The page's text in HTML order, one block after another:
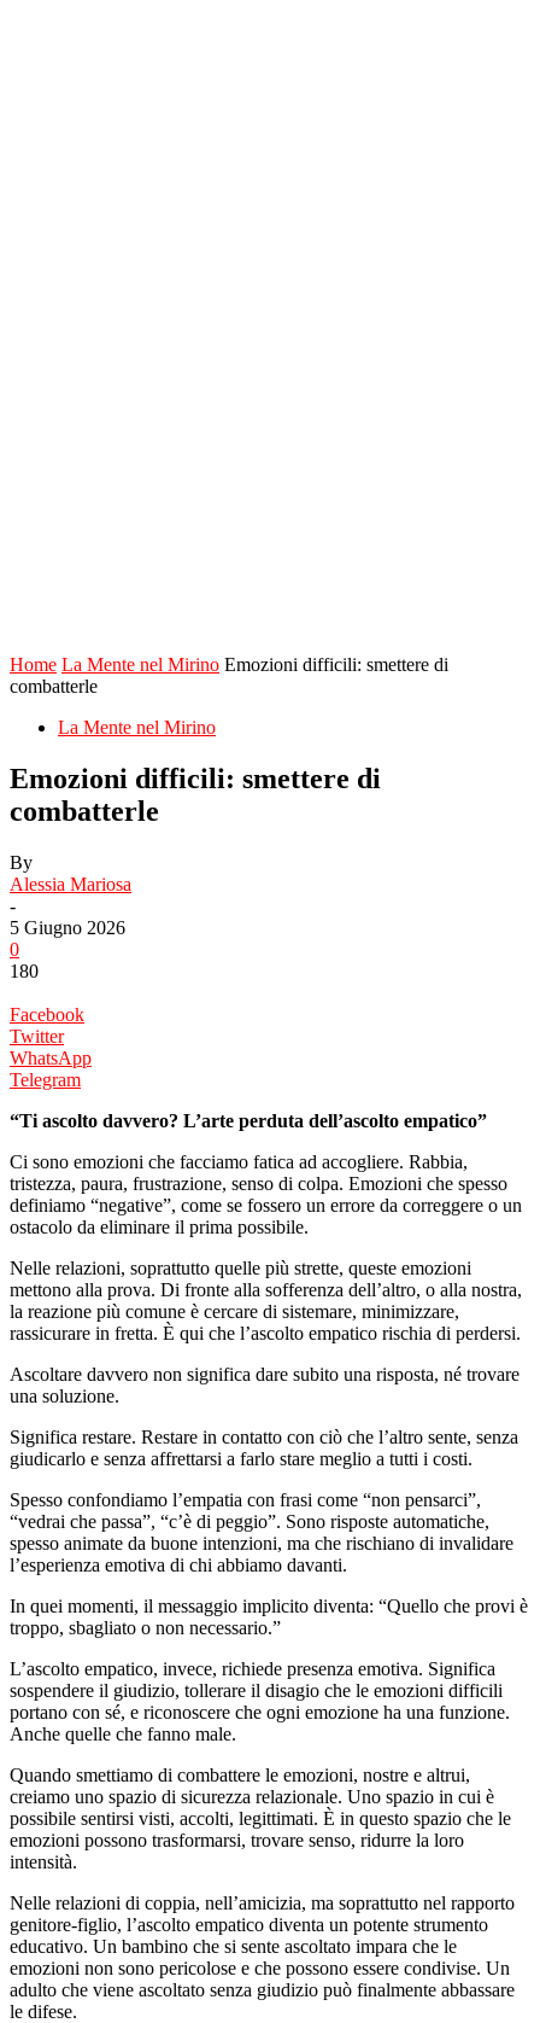
Home La Mente nel Mirino Emozioni difficili: smettere di
combatterle
La Mente nel Mirino
Emozioni difficili: smettere di
combatterle
By
Alessia Mariosa
-
5 Giugno 2026
0
180
Facebook
Twitter
WhatsApp
Telegram
“Ti ascolto davvero? L’arte perduta dell’ascolto empatico”
Ci sono emozioni che facciamo fatica ad accogliere. Rabbia,
tristezza, paura, frustrazione, senso di colpa. Emozioni che spesso
definiamo “negative”, come se fossero un errore da correggere o un
ostacolo da eliminare il prima possibile.
Nelle relazioni, soprattutto quelle più strette, queste emozioni
mettono alla prova. Di fronte alla sofferenza dell’altro, o alla nostra,
la reazione più comune è cercare di sistemare, minimizzare,
rassicurare in fretta. È qui che l’ascolto empatico rischia di perdersi.
Ascoltare davvero non significa dare subito una risposta, né trovare
una soluzione.
Significa restare. Restare in contatto con ciò che l’altro sente, senza
giudicarlo e senza affrettarsi a farlo stare meglio a tutti i costi.
Spesso confondiamo l’empatia con frasi come “non pensarci”,
“vedrai che passa”, “c’è di peggio”. Sono risposte automatiche,
spesso animate da buone intenzioni, ma che rischiano di invalidare
l’esperienza emotiva di chi abbiamo davanti.
In quei momenti, il messaggio implicito diventa: “Quello che provi è
troppo, sbagliato o non necessario.”
L’ascolto empatico, invece, richiede presenza emotiva. Significa
sospendere il giudizio, tollerare il disagio che le emozioni difficili
portano con sé, e riconoscere che ogni emozione ha una funzione.
Anche quelle che fanno male.
Quando smettiamo di combattere le emozioni, nostre e altrui,
creiamo uno spazio di sicurezza relazionale. Uno spazio in cui è
possibile sentirsi visti, accolti, legittimati. È in questo spazio che le
emozioni possono trasformarsi, trovare senso, ridurre la loro
intensità.
Nelle relazioni di coppia, nell’amicizia, ma soprattutto nel rapporto
genitore-figlio, l’ascolto empatico diventa un potente strumento
educativo. Un bambino che si sente ascoltato impara che le
emozioni non sono pericolose e che possono essere condivise. Un
adulto che viene ascoltato senza giudizio può finalmente abbassare
le difese.